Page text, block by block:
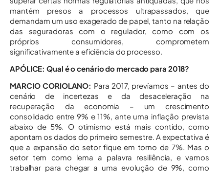
mantém presos a processos ultrapassados, que
demandam um uso exagerado de papel, tanto na relação
das seguradoras com o regulador, como com os
próprios consumidores, comprometem
significativamente a eficiência do processo.
APÓLICE: Qual é o cenário do mercado para 2018?
MARCIO CORIOLANO: Para 2017, prevíamos – antes do
cenário de incertezas e da desaceleração na
recuperação da economia – um crescimento
consolidado entre 9% e 11%, ante uma inflação prevista
abaixo de 5%. O otimismo está mais contido, como
apontam os dados do primeiro semestre. A expectativa é
que a expansão do setor fique em torno de 7%. Mas o
setor tem como lema a palavra resiliência, e vamos
trabalhar para chegar a uma evolução de 9%, como